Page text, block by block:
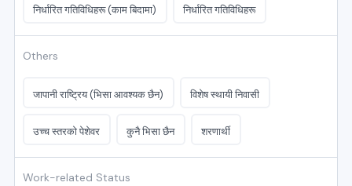
निर्धारित गतिविधिहरू (काम बिदामा) निर्धारित गतिविधिहरू
Others
जापानी राष्ट्रिय (भिसा आवश्यक छैन) विशेष स्थायी निवासी
उच्च स्तरको पेशेवर कुनै भिसा छैन शरणार्थी
Work-related Status